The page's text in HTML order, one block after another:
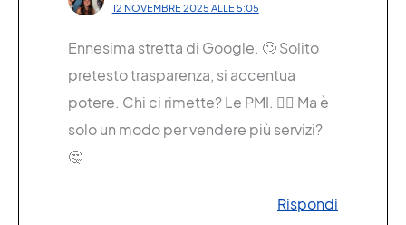
12 NOVEMBRE 2025 ALLE 5:05
Ennesima stretta di Google. 🙄 Solito
pretesto trasparenza, si accentua
potere. Chi ci rimette? Le PMI. 🤷‍♀️ Ma è
solo un modo per vendere più servizi?
🤔
Rispondi